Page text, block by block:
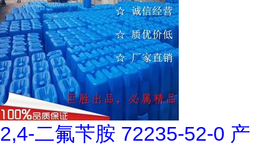
2,4-二氟苄胺 72235-52-0 产